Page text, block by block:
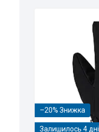
–20%
Залишилось 4 дні